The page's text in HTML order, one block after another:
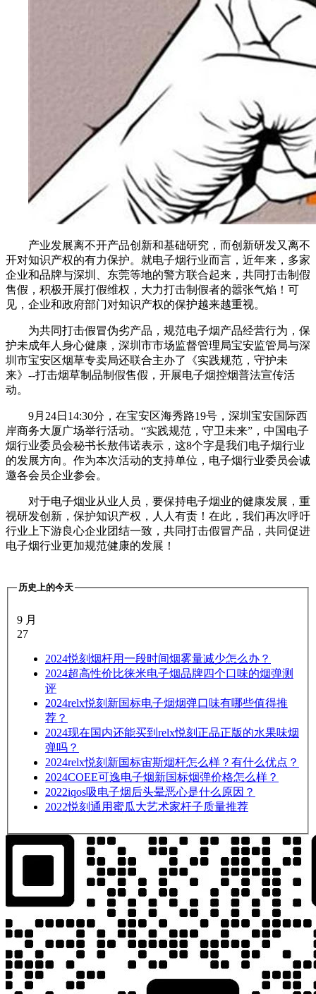
产业发展离不开产品创新和基础研究，而创新研发又离不
开对知识产权的有力保护。就电子烟行业而言，近年来，多家
企业和品牌与深圳、东莞等地的警方联合起来，共同打击制假
售假，积极开展打假维权，大力打击制假者的嚣张气焰！可
见，企业和政府部门对知识产权的保护越来越重视。
为共同打击假冒伪劣产品，规范电子烟产品经营行为，保
护未成年人身心健康，深圳市市场监督管理局宝安监管局与深
圳市宝安区烟草专卖局还联合主办了《实践规范，守护未
来》--打击烟草制品制假售假，开展电子烟控烟普法宣传活
动。
9月24日14:30分，在宝安区海秀路19号，深圳宝安国际西
岸商务大厦广场举行活动。“实践规范，守卫未来”，中国电子
烟行业委员会秘书长敖伟诺表示，这8个字是我们电子烟行业
的发展方向。作为本次活动的支持单位，电子烟行业委员会诚
邀各会员企业参会。
对于电子烟业从业人员，要保持电子烟业的健康发展，重
视研发创新，保护知识产权，人人有责！在此，我们再次呼吁
行业上下游良心企业团结一致，共同打击假冒产品，共同促进
电子烟行业更加规范健康的发展！
历史上的今天
9 月
27
2024悦刻烟杆用一段时间烟雾量减少怎么办？
2024超高性价比徕米电子烟品牌四个口味的烟弹测
评
2024relx悦刻新国标电子烟烟弹口味有哪些值得推
荐？
2024现在国内还能买到relx悦刻正品正版的水果味烟
弹吗？
2024relx悦刻新国标宙斯烟杆怎么样？有什么优点？
2024COEE可逸电子烟新国标烟弹价格怎么样？
2022iqos吸电子烟后头晕恶心是什么原因？
2022悦刻通用蜜瓜大艺术家杆子质量推荐